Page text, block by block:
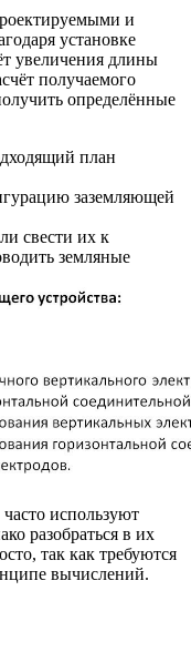
и
установке
увеличения длины
получаемого
определённые
план
заземляющей
свести их к
земляные
используют
разобраться в их
так как требуются
вычислений.